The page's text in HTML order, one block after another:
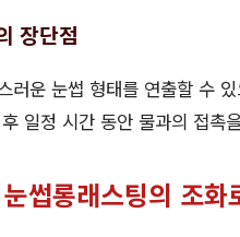
장단점
러운 눈썹 형태를 연출할 수
일정 시간 동안 물과의 접촉
썹롱래스팅의 조화